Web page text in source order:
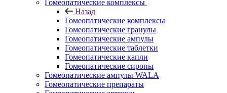
Гомеопатические комплексы
Назад
Гомеопатические комплексы
Гомеопатические гранулы
Гомеопатические ампулы
Гомеопатические таблетки
Гомеопатические капли
Гомеопатические сиропы
Гомеопатические ампулы WALA
Гомеопатические препараты